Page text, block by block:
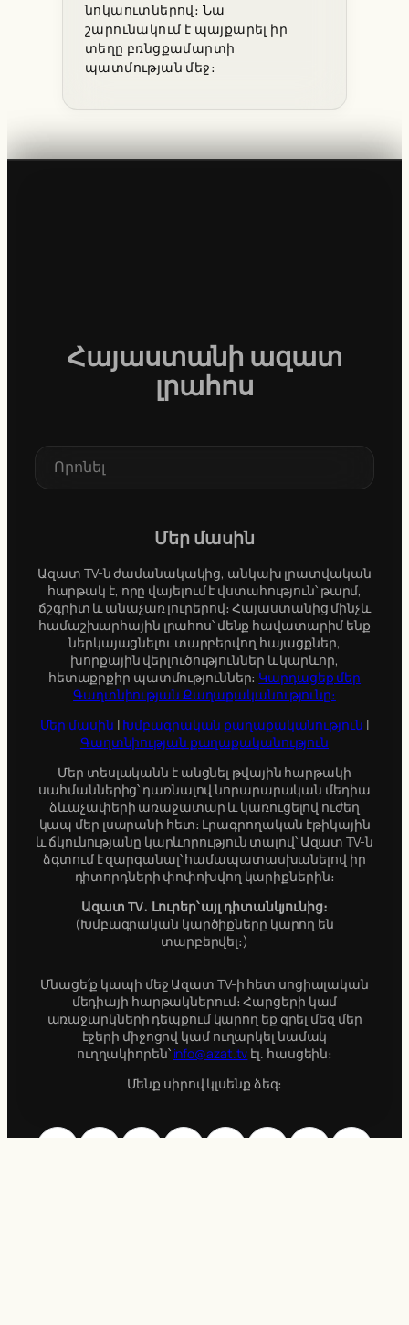
նոկաուտներով։ Նա
շարունակում է պայքարել իր
տեղը բռնցքամարտի
պատմության մեջ։
Մեր մասին
Ազատ TV-ն ժամանակակից, անկախ լրատվական
հարթակ է, որը վայելում է վստահություն՝ թարմ,
ճշգրիտ և անաչառ լուրերով։ Հայաստանից մինչև
համաշխարհային լրահոս՝ մենք հավատարիմ ենք
ներկայացնելու տարբերվող հայացքներ,
խորքային վերլուծություններ և կարևոր,
հետաքրքիր պատմություններ։ Կարդացեք մեր
Գաղտնիության Քաղաքականությունը։
Մեր մասին | Խմբագրական քաղաքականություն |
Գաղտնիության քաղաքականություն
Մեր տեսլականն է անցնել թվային հարթակի
սահմաններից՝ դառնալով նորարարական մեդիա
ձևաչափերի առաջատար և կառուցելով ուժեղ
կապ մեր լսարանի հետ։ Լրագրողական էթիկային
և ճկունությանը կարևորություն տալով՝ Ազատ TV-ն
ձգտում է զարգանալ՝ համապատասխանելով իր
դիտորդների փոփոխվող կարիքներին։
Ազատ TV․ Լուրեր՝ այլ դիտանկյունից։
(Խմբագրական կարծիքները կարող են
տարբերվել։)
Հայաստանի ազատ
լրահոս
Մնացե՛ք կապի մեջ Ազատ TV-ի հետ սոցիալական
մեդիայի հարթակներում։ Հարցերի կամ
առաջարկների դեպքում կարող եք գրել մեզ մեր
էջերի միջոցով կամ ուղարկել նամակ
ուղղակիորեն՝ info@azat.tv էլ. հասցեին։
Մենք սիրով կլսենք ձեզ։